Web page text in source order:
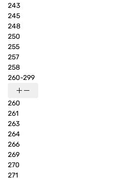
243
245
248
250
255
257
258
260-299
260
261
263
264
266
269
270
271